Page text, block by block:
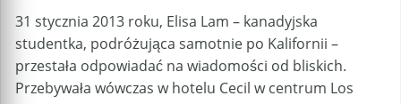
31 stycznia 2013 roku, Elisa Lam – kanadyjska
studentka, podróżująca samotnie po Kalifornii –
przestała odpowiadać na wiadomości od bliskich.
Przebywała wówczas w hotelu Cecil w centrum Los